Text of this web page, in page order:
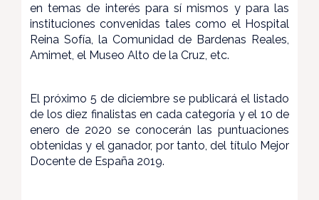
en temas de interés para sí mismos y para las
instituciones convenidas tales como el Hospital
Reina Sofía, la Comunidad de Bardenas Reales,
Amimet, el Museo Alto de la Cruz, etc.
El próximo 5 de diciembre se publicará el listado
de los diez finalistas en cada categoría y el 10 de
enero de 2020 se conocerán las puntuaciones
obtenidas y el ganador, por tanto, del título Mejor
Docente de España 2019.